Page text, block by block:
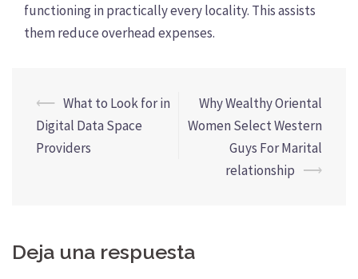
functioning in practically every locality. This assists
them reduce overhead expenses.
Navegación
de
entradas
⟵ What to Look for in
Digital Data Space
Providers
Why Wealthy Oriental
Women Select Western
Guys For Marital
relationship ⟶
Deja una respuesta